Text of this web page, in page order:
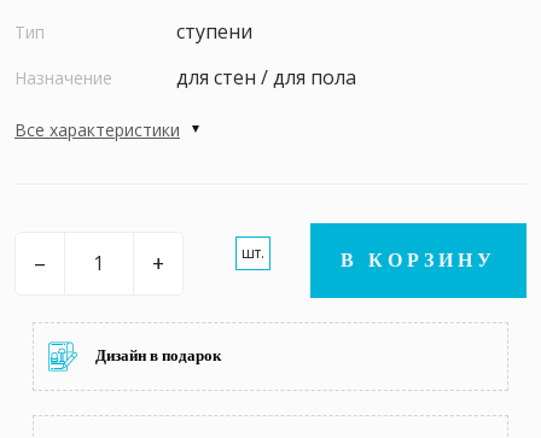
Тип ступени
Назначение для стен / для пола
Все характеристики
– + шт. В КОРЗИНУ
Дизайн в подарок